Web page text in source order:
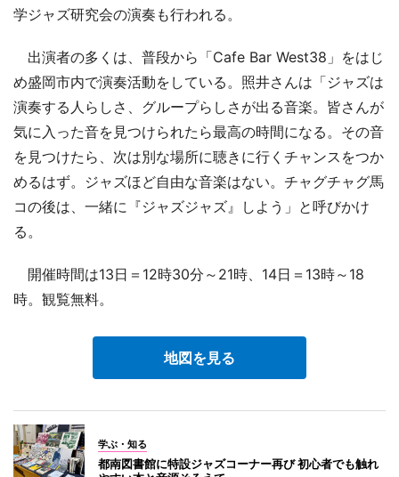
学ジャズ研究会の演奏も行われる。
出演者の多くは、普段から「Cafe Bar West38」をはじ
め盛岡市内で演奏活動をしている。照井さんは「ジャズは
演奏する人らしさ、グループらしさが出る音楽。皆さんが
気に入った音を見つけられたら最高の時間になる。その音
を見つけたら、次は別な場所に聴きに行くチャンスをつか
めるはず。ジャズほど自由な音楽はない。チャグチャグ馬
コの後は、一緒に『ジャズジャズ』しよう」と呼びかけ
る。
開催時間は13日＝12時30分～21時、14日＝13時～18
時。観覧無料。
地図を見る
学ぶ・知る
都南図書館に特設ジャズコーナー再び 初心者でも触れ